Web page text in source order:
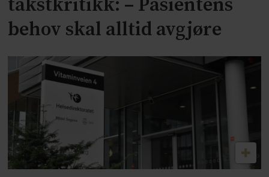
takstkritikk: – Pasientens
behov skal alltid avgjøre